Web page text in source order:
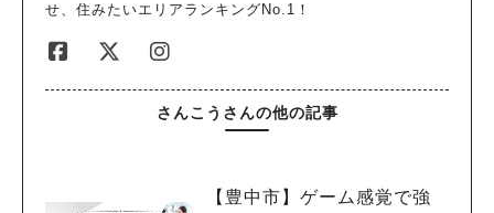
せ、住みたいエリアランキングNo.1！
さんこうさんの他の記事
【豊中市】ゲーム感覚で強